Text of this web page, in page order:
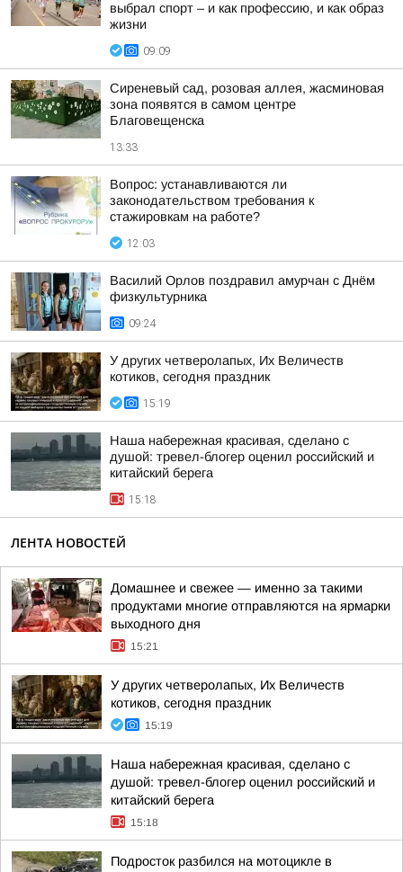
выбрал спорт – и как профессию, и как образ
жизни
09:09
Сиреневый сад, розовая аллея, жасминовая
зона появятся в самом центре
Благовещенска
13:33
Вопрос: устанавливаются ли
законодательством требования к
стажировкам на работе?
12:03
Василий Орлов поздравил амурчан с Днём
физкультурника
09:24
У других четверолапых, Их Величеств
котиков, сегодня праздник
15:19
Наша набережная красивая, сделано с
душой: тревел-блогер оценил российский и
китайский берега
15:18
ЛЕНТА НОВОСТЕЙ
Домашнее и свежее — именно за такими
продуктами многие отправляются на ярмарки
выходного дня
15:21
У других четверолапых, Их Величеств
котиков, сегодня праздник
15:19
Наша набережная красивая, сделано с
душой: тревел-блогер оценил российский и
китайский берега
15:18
Подросток разбился на мотоцикле в